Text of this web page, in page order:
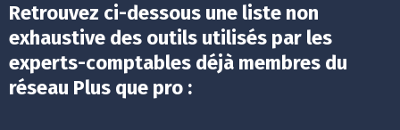
Retrouvez ci-dessous une liste non
exhaustive des outils utilisés par les
experts-comptables déjà membres du
réseau Plus que pro :